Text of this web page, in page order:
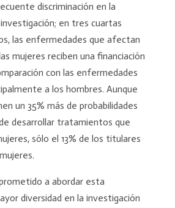
discriminación en la
en tres cuartas
las enfermedades que afectan
mujeres reciben una financiación
con las enfermedades
a los hombres. Aunque
un 35% más de probabilidades
desarrollar tratamientos que
sólo el 13% de los titulares
a abordar esta
diversidad en la investigación